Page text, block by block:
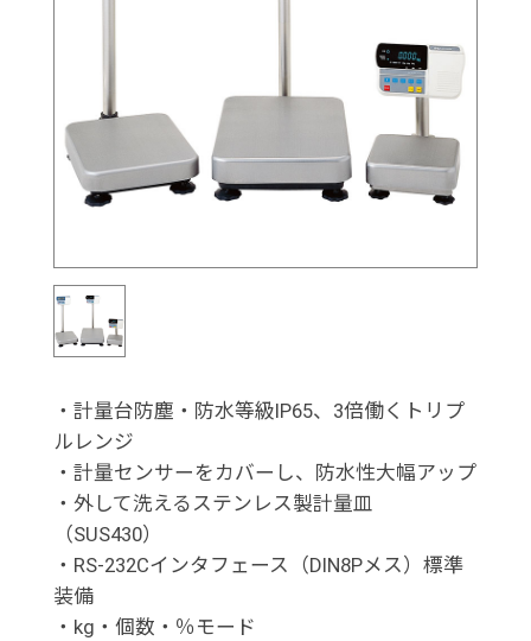
・計量台防塵・防水等級IP65、3倍働くトリプ
ルレンジ
・計量センサーをカバーし、防水性大幅アップ
・外して洗えるステンレス製計量皿
（SUS430）
・RS-232Cインタフェース（DIN8Pメス）標準
装備
・kg・個数・％モード